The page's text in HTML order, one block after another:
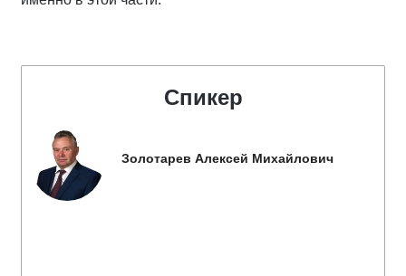
Спикер
Золотарев Алексей Михайлович